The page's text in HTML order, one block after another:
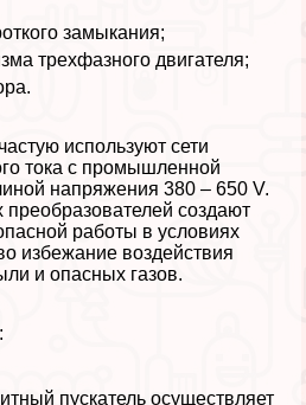
замыкания;
трехфазного двигателя;
используют сети
тока с промышленной
напряжения 380 – 650 V.
преобразователей создают
работы в условиях
избежание воздействия
и опасных газов.
пускатель осуществляет